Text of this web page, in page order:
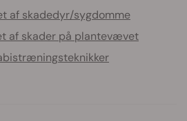
af skadedyr/sygdomme
af skader på plantevævet